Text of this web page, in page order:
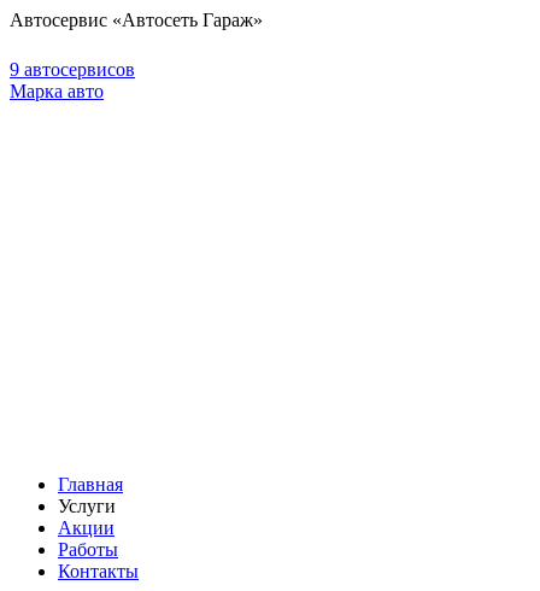
Автосервис «Автосеть Гараж»
9 автосервисов
Марка авто
Главная
Услуги
Акции
Работы
Контакты